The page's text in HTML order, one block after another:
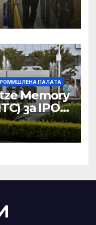
и
ПАЛAТА
Memory
за IPO